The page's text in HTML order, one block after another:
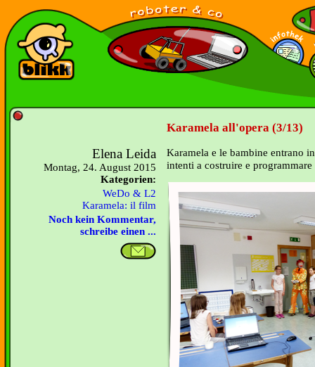
Karamela all'opera (3/13)
Elena Leida
Montag, 24. August 2015
Kategorien:
WeDo & L2
Karamela: il film
Noch kein Kommentar,
schreibe einen ...
Karamela e le bambine entrano
intenti a costruire e